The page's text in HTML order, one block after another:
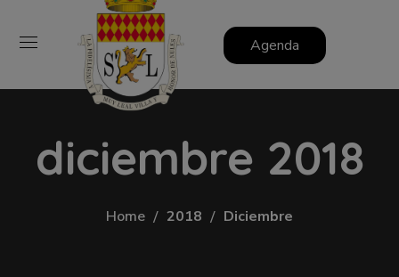
Agenda
diciembre 2018
Home 2018 Diciembre